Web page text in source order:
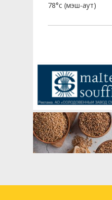
78°c (мэш-аут)